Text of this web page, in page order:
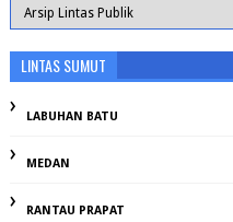
LINTAS SUMUT
LABUHAN BATU
MEDAN
RANTAU PRAPAT